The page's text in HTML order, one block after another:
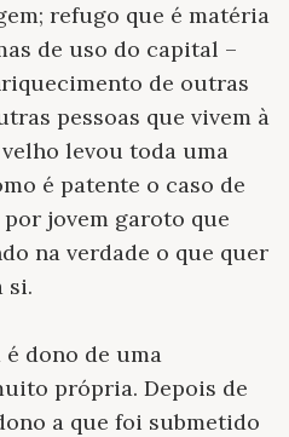
refugo que é matéria
de uso do capital –
de outras
pessoas que vivem à
levou toda uma
é patente o caso de
jovem garoto que
na verdade o que quer
si.
é dono de uma
própria. Depois de
a que foi submetido